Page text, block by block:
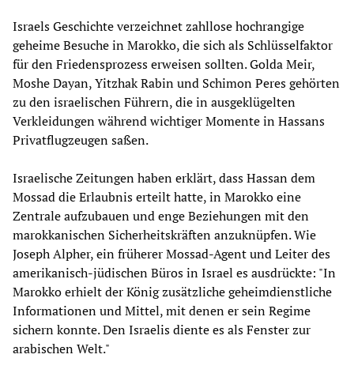
Israels Geschichte verzeichnet zahllose hochrangige
geheime Besuche in Marokko, die sich als Schlüsselfaktor
für den Friedensprozess erweisen sollten. Golda Meir,
Moshe Dayan, Yitzhak Rabin und Schimon Peres gehörten
zu den israelischen Führern, die in ausgeklügelten
Verkleidungen während wichtiger Momente in Hassans
Privatflugzeugen saßen.
Israelische Zeitungen haben erklärt, dass Hassan dem
Mossad die Erlaubnis erteilt hatte, in Marokko eine
Zentrale aufzubauen und enge Beziehungen mit den
marokkanischen Sicherheitskräften anzuknüpfen. Wie
Joseph Alpher, ein früherer Mossad-Agent und Leiter des
amerikanisch-jüdischen Büros in Israel es ausdrückte: "In
Marokko erhielt der König zusätzliche geheimdienstliche
Informationen und Mittel, mit denen er sein Regime
sichern konnte. Den Israelis diente es als Fenster zur
arabischen Welt."